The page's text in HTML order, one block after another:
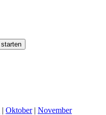
| Oktober| November